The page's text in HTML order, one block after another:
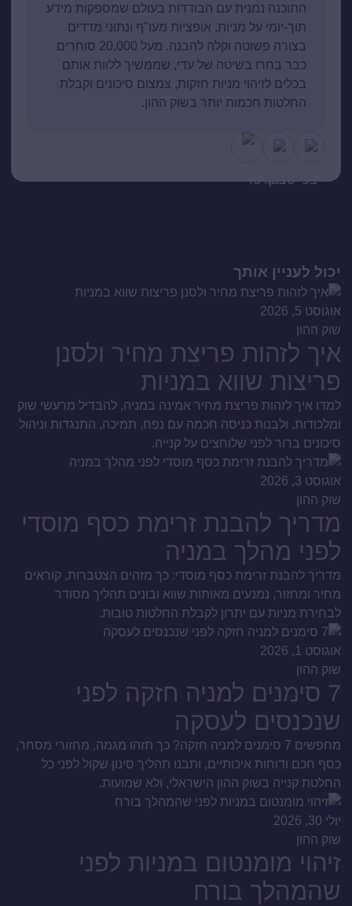
התוכנה נמנית עם הבודדות בעולם שמספקות מידע
תוך-יומי על מניות, אופציות מעו"ף ונתוני מדדים
בצורה פשוטה וקלה להבנה. מעל 20,000 סוחרים
כבר בחרו בשיטה של עדי, שממשיך ללוות אותם
בכלים לזיהוי מניות חזקות, צמצום סיכונים וקבלת
החלטות חכמות יותר בשוק ההון.
יכול לעניין אותך
אוגוסט 5, 2026
שוק ההון
איך לזהות פריצת מחיר ולסנן
פריצות שווא במניות
למדו איך לזהות פריצת מחיר אמינה במניה, להבדיל מרעשי שוק
ומלכודות, ולבנות כניסה חכמה עם נפח, תמיכה, התנגדות וניהול
סיכונים ברור לפני שלוחצים על קנייה.
אוגוסט 3, 2026
שוק ההון
מדריך להבנת זרימת כסף מוסדי
לפני מהלך במניה
מדריך להבנת זרימת כסף מוסדי: כך מזהים הצטברות, קוראים
מחיר ומחזור, נמנעים מאותות שווא ובונים תהליך מסודר
לבחירת מניות עם יתרון לקבלת החלטות טובות.
אוגוסט 1, 2026
שוק ההון
7 סימנים למניה חזקה לפני
שנכנסים לעסקה
מחפשים 7 סימנים למניה חזקה? כך תזהו מגמה, מחזורי מסחר,
כסף חכם ודוחות איכותיים, ותבנו תהליך סינון שקול לפני כל
החלטת קנייה בשוק ההון הישראלי, ולא שמועות.
יולי 30, 2026
שוק ההון
זיהוי מומנטום במניות לפני
שהמהלך בורח